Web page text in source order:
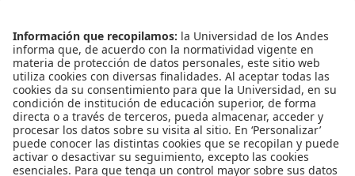
Información de contacto
info@aneia.edu.co
Bogotá, Colombia
Enlaces de interés
Iniciar sesión